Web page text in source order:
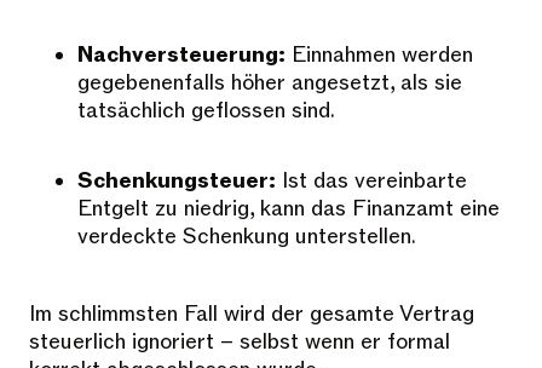
Nachversteuerung: Einnahmen werden
gegebenenfalls höher angesetzt, als sie
tatsächlich geflossen sind.
Schenkungsteuer: Ist das vereinbarte
Entgelt zu niedrig, kann das Finanzamt eine
verdeckte Schenkung unterstellen.
Im schlimmsten Fall wird der gesamte Vertrag
steuerlich ignoriert – selbst wenn er formal